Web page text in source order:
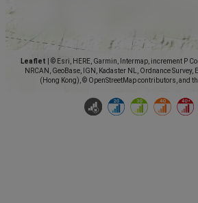
Leaflet
© Esri, HERE, Garmin, Intermap, increment P
NRCAN, GeoBase, IGN, Kadaster NL, Ordnance Survey,
(Hong Kong), © OpenStreetMap contributors, and